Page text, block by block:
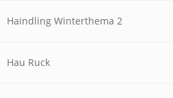
Haindling Winterthema 2
Hau Ruck